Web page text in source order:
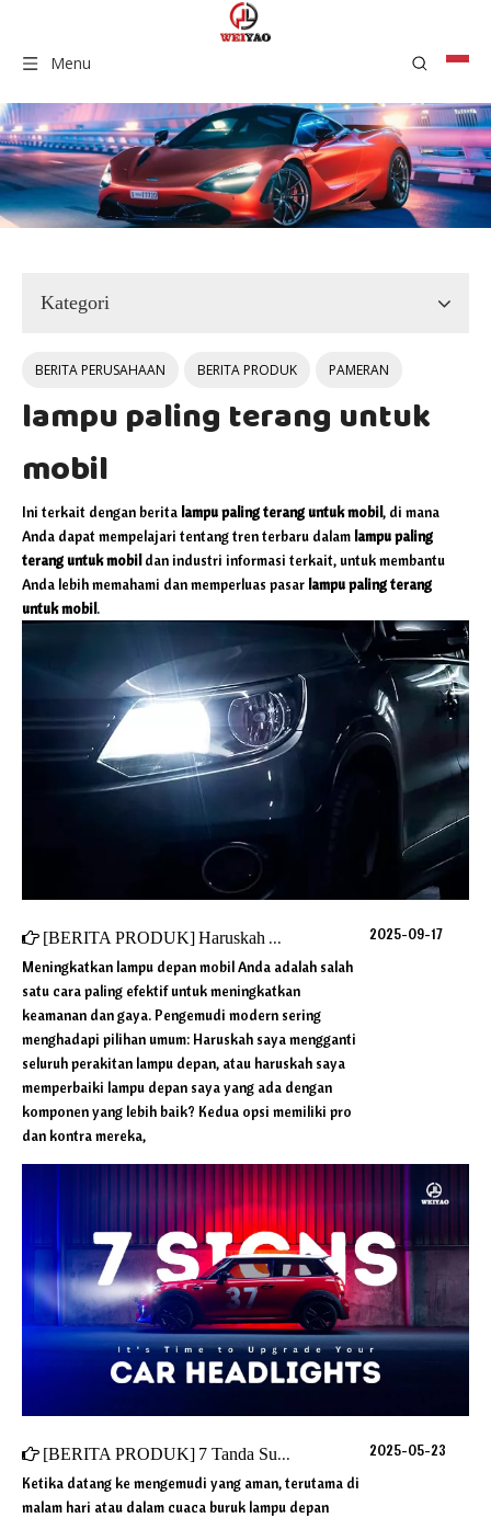
Menu
Kategori
BERITA PERUSAHAAN BERITA PRODUK PAMERAN
lampu paling terang untuk
mobil
Ini terkait dengan berita lampu paling terang untuk mobil, di mana
Anda dapat mempelajari tentang tren terbaru dalam lampu paling
terang untuk mobil dan industri informasi terkait, untuk membantu
Anda lebih memahami dan memperluas pasar lampu paling terang
untuk mobil .
[BERITA PRODUK]Haruskah Anda mengganti seluruh perakitan atau memperbaiki lampu stok Anda?
Meningkatkan lampu depan mobil Anda adalah salah
satu cara paling efektif untuk meningkatkan
keamanan dan gaya. Pengemudi modern sering
menghadapi pilihan umum: Haruskah saya mengganti
seluruh perakitan lampu depan, atau haruskah saya
memperbaiki lampu depan saya yang ada dengan
komponen yang lebih baik? Kedua opsi memiliki pro
dan kontra mereka,
2025-09-17
[BERITA PRODUK] 7 Tanda Sudah waktunya untuk meningkatkan lampu depan mobil Anda
Ketika datang ke mengemudi yang aman, terutama di
malam hari atau dalam cuaca buruk lampu depan
2025-05-23